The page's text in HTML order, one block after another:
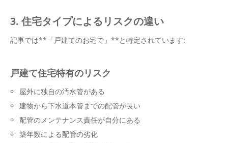
3. 住宅タイプによるリスクの違い
記事では**「戸建てのお宅で」**と特定されています:
戸建て住宅特有のリスク
屋外に独自の汚水管がある
建物から下水道本管までの配管が長い
配管のメンテナンス責任が自分にある
築年数による配管の劣化